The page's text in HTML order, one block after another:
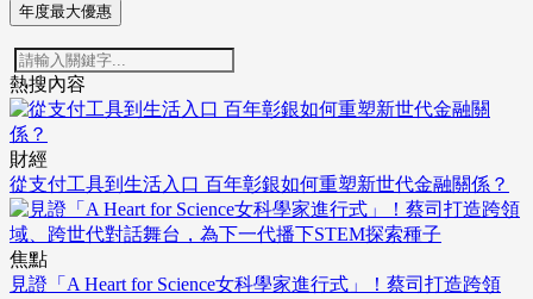
年度最大優惠
熱搜內容
財經
從支付工具到生活入口 百年彰銀如何重塑新世代金融關係？
焦點
見證「A Heart for Science女科學家進行式」！蔡司打造跨領